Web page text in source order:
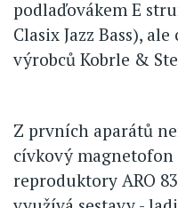
podlaďovákem E
Clasix Jazz Bass),
výrobců Kobrle &
Z prvních aparátů
cívkový magnetofon
reproduktory ARO